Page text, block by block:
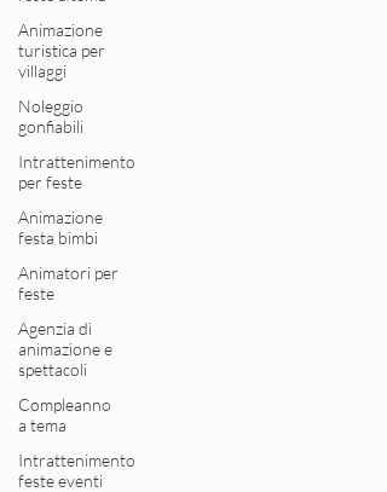
Animazione
turistica per
villaggi
Noleggio
gonfiabili
Intrattenimento
per feste
Animazione
festa bimbi
Animatori per
feste
Agenzia di
animazione e
spettacoli
Compleanno
a tema
Intrattenimento
feste eventi